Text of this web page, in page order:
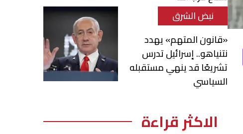
نبض الشرق
«قانون المتهم» يهدد
نتنياهو.. إسرائيل تدرس
تشريعًا قد ينهي مستقبله
السياسي
الاكثر قراءة